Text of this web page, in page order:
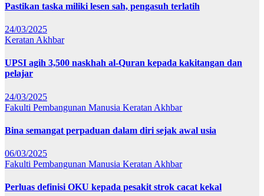
Pastikan taska miliki lesen sah, pengasuh terlatih
24/03/2025
Keratan Akhbar
UPSI agih 3,500 naskhah al-Quran kepada kakitangan dan
pelajar
24/03/2025
Fakulti Pembangunan Manusia Keratan Akhbar
Bina semangat perpaduan dalam diri sejak awal usia
06/03/2025
Fakulti Pembangunan Manusia Keratan Akhbar
Perluas definisi OKU kepada pesakit strok cacat kekal